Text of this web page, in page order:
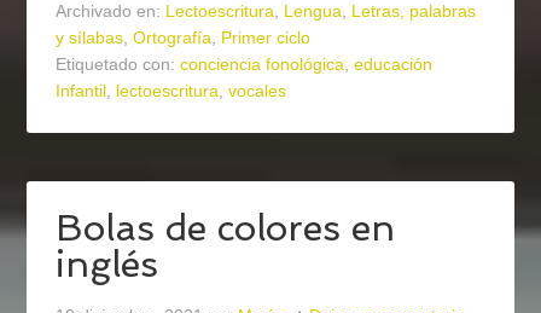
Archivado en: Lectoescritura, Lengua, Letras, palabras
y sílabas,Ortografía, Primer ciclo
Etiquetado con:conciencia fonológica,educación
Infantil, lectoescritura,vocales
Bolas de colores en
inglés